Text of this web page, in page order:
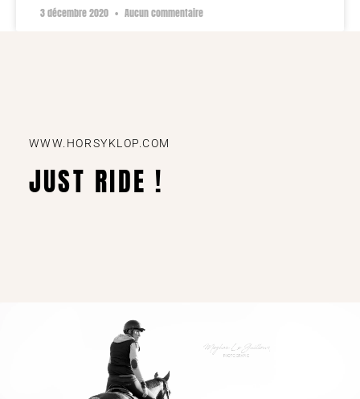
3 décembre 2020 Aucun commentaire
WWW.HORSYKLOP.COM
JUST RIDE !